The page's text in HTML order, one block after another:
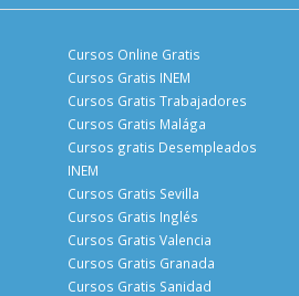
Cursos Online Gratis
Cursos Gratis INEM
Cursos Gratis Trabajadores
Cursos Gratis Malága
Cursos gratis Desempleados
INEM
Cursos Gratis Sevilla
Cursos Gratis Inglés
Cursos Gratis Valencia
Cursos Gratis Granada
Cursos Gratis Sanidad